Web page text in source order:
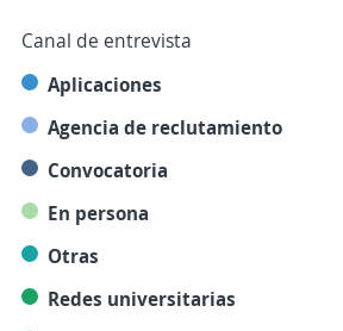
Canal de entrevista
Aplicaciones
Agencia de reclutamiento
Convocatoria
En persona
Otras
Redes universitarias